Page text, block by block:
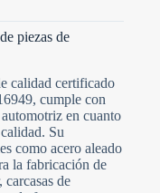
piezas de
calidad certificado
cumple con
en cuanto
Su
como acero aleado
la fabricación de
de